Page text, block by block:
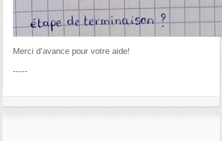
Merci d’avance pour votre aide!
-----